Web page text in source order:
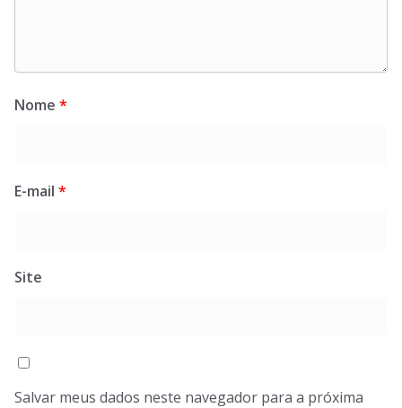
Nome *
E-mail *
Site
Salvar meus dados neste navegador para a próxima